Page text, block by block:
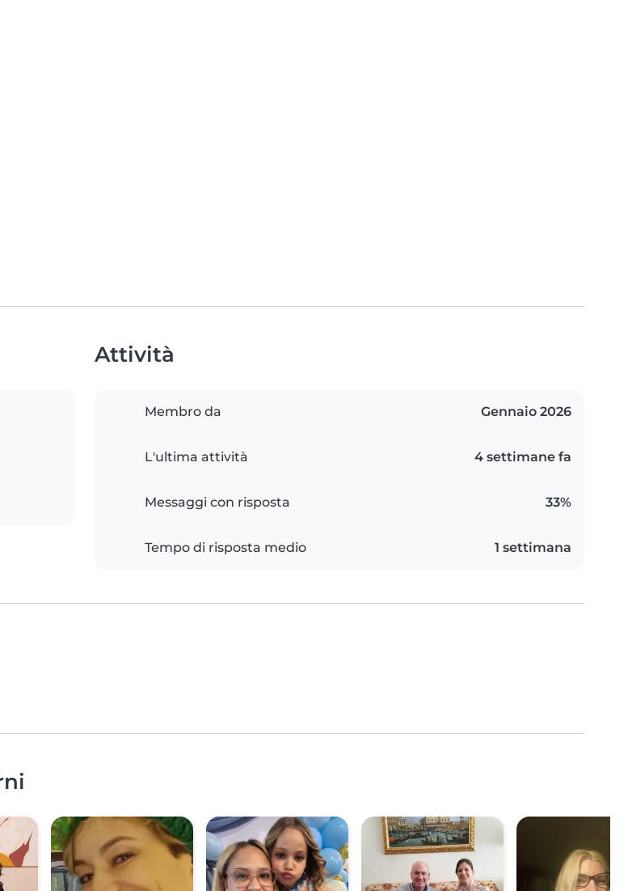
Attività
Membro da Gennaio 2026
L'ultima attività 4 settimane fa
Messaggi con risposta 33%
Tempo di risposta medio 1 settimana